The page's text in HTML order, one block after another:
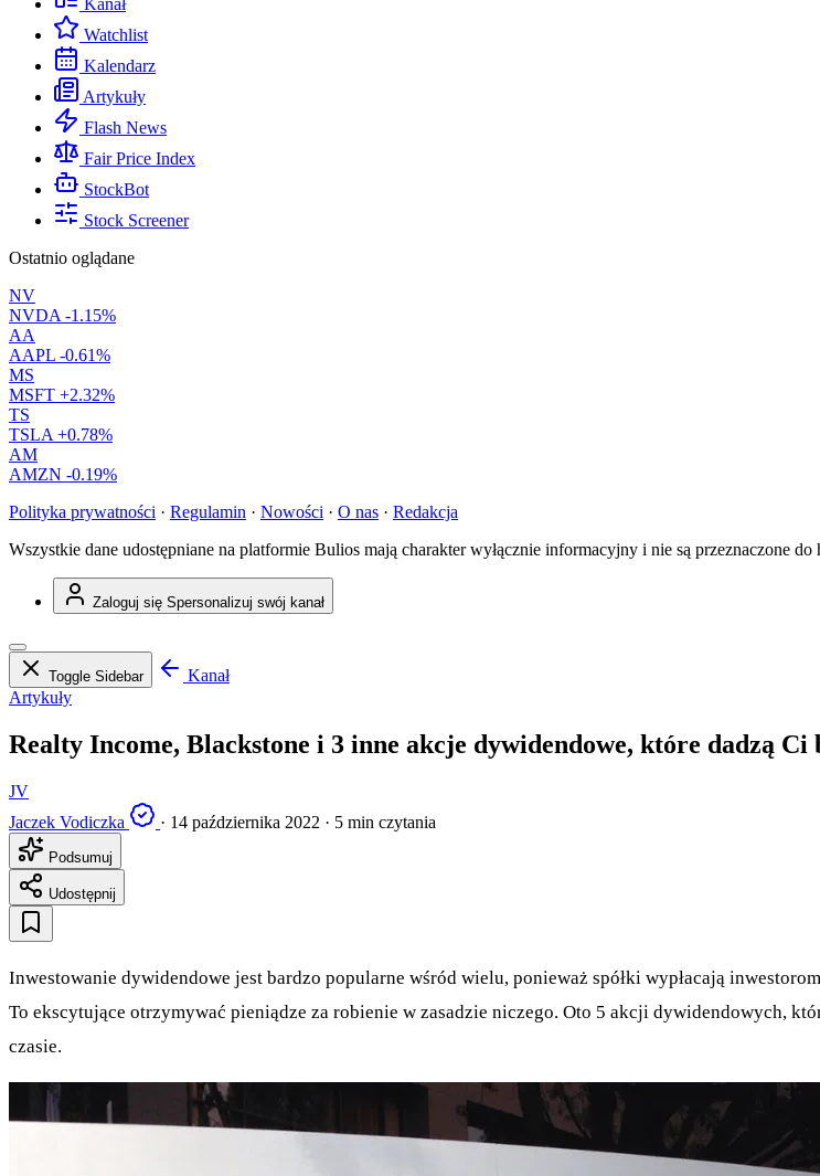
Kanał
Watchlist
Kalendarz
Artykuły
Flash News
Fair Price Index
StockBot
Stock Screener
Ostatnio oglądane
NV
NVDA -1.15%
AA
AAPL -0.61%
MS
MSFT +2.32%
TS
TSLA +0.78%
AM
AMZN -0.19%
Polityka prywatności · Regulamin · Nowości · O nas · Redakcja
Wszystkie dane udostępniane na platformie Bulios mają charakter wyłącznie informacyjny i nie są przeznaczone
Zaloguj się Spersonalizuj swój kanał
Toggle Sidebar
Kanał
Artykuły
Realty Income, Blackstone i 3 inne akcje dywidendowe, które dadzą Ci
JV
Jaczek Vodiczka
· 14 października 2022 · 5 min czytania
Podsumuj
Udostępnij
Inwestowanie dywidendowe jest bardzo popularne wśród wielu, ponieważ spółki wypłacają
To ekscytujące otrzymywać pieniądze za robienie w zasadzie niczego. Oto 5 akcji dywidendowych,
czasie.